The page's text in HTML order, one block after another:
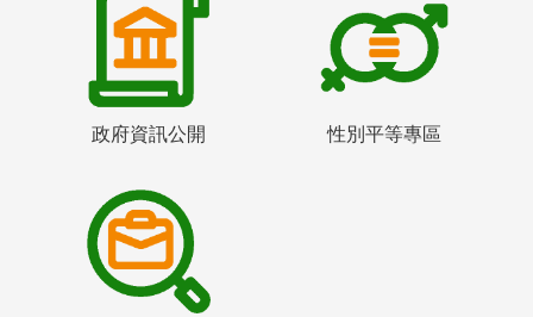
政府資訊公開 性別平等專區